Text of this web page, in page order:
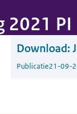
2021
Download:
Publicatie21-09-